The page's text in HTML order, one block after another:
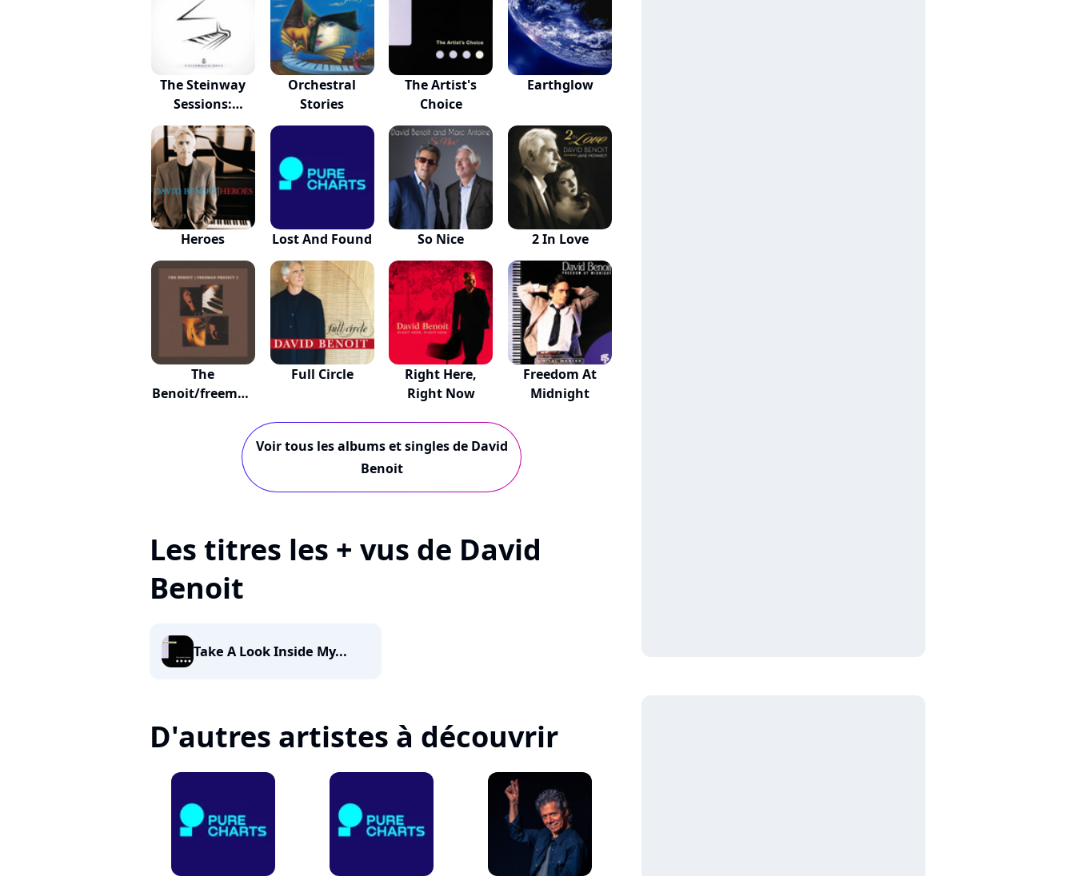
The Steinway
Sessions:
David...
Orchestral
Stories
The Artist's
Choice
Earthglow
Heroes Lost And Found So Nice 2 In Love
The
Benoit/freeman
Full Circle
Right Here,
Right Now
Freedom At
Midnight
Voir tous les albums et singles de David
Benoit
Les titres les + vus de David
Benoit
Take A Look Inside My...
D'autres artistes à découvrir